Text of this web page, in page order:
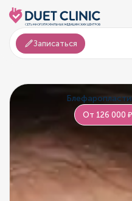
Записаться
От 126 000 ₽